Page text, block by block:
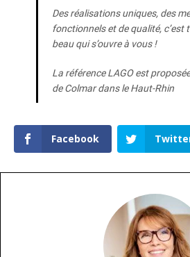
Des réalisations uniques, des
fonctionnels et de qualité, c’est
beau qui s’ouvre à vous !
La référence LAGO est
de Colmar dans le Haut-Rhin
Facebook